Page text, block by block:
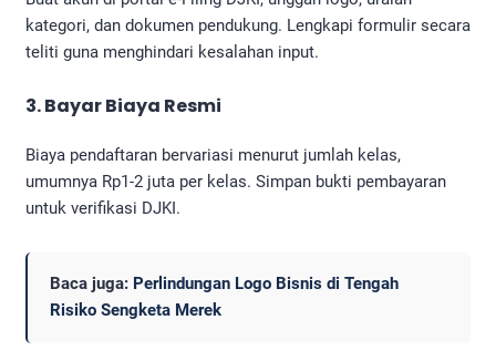
kategori, dan dokumen pendukung. Lengkapi formulir secara
teliti guna menghindari kesalahan input.
3. Bayar Biaya Resmi
Biaya pendaftaran bervariasi menurut jumlah kelas,
umumnya Rp1-2 juta per kelas. Simpan bukti pembayaran
untuk verifikasi DJKI.
Baca juga: Perlindungan Logo Bisnis di Tengah
Risiko Sengketa Merek